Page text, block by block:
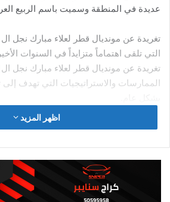
عديدة في المنطقة وسميت باسم الربيع
تغريدة عن مونديال قطر لعلاء مبارك نجل
التي تلقى اهتماماً متزايداً في السنوات
تغريدة عن مونديال قطر لعلاء مبارك نجل
الممارسات والاستراتيجيات التي تهدف
علاء مبارك… “قطر
هدام للمنطقة”
أضاف علاء مبارك نجل الرئيس المصري
مشروع هدام. من أجل تفتيت المنطقة
اظهر المزيد